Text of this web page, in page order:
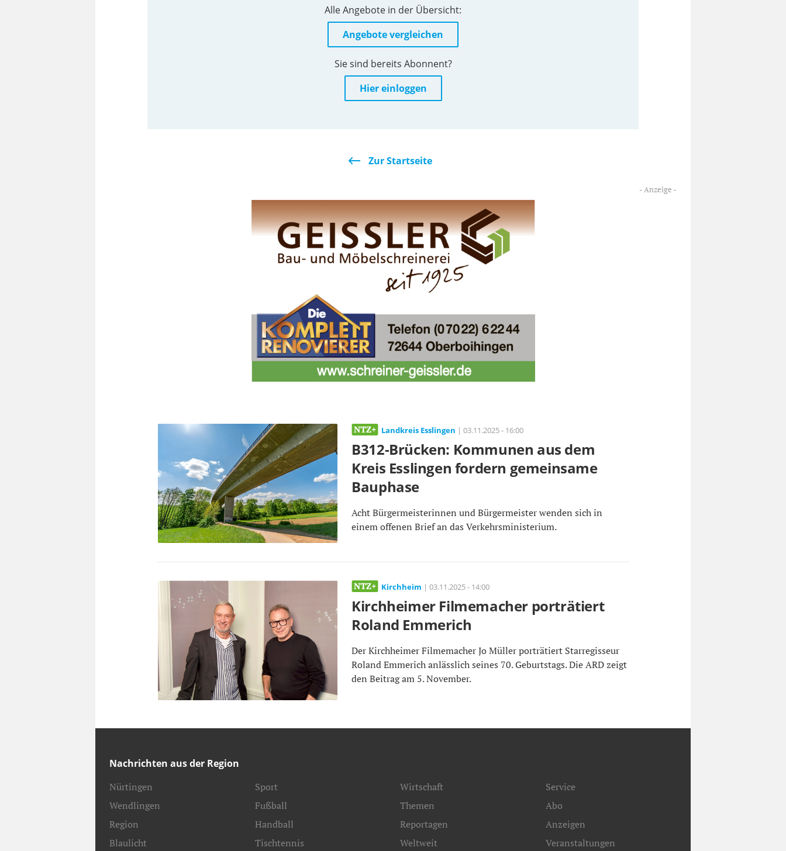
Alle Angebote in der Übersicht:
Angebote vergleichen
Sie sind bereits Abonnent?
Hier einloggen
Zur Startseite
Landkreis Esslingen | 03.11.2025 - 16:00
B312-Brücken: Kommunen aus dem
Kreis Esslingen fordern gemeinsame
Bauphase
Acht Bürgermeisterinnen und Bürgermeister wenden sich in
einem offenen Brief an das Verkehrsministerium.
Kirchheim | 03.11.2025 - 14:00
Kirchheimer Filmemacher porträtiert
Roland Emmerich
Der Kirchheimer Filmemacher Jo Müller porträtiert Starregisseur
Roland Emmerich anlässlich seines 70. Geburtstags. Die ARD zeigt
den Beitrag am 5. November.
Nachrichten aus der Region
Nürtingen
Wendlingen
Region
Blaulicht
Sport
Fußball
Handball
Tischtennis
Wirtschaft
Themen
Reportagen
Weltweit
Service
Abo
Anzeigen
Veranstaltungen